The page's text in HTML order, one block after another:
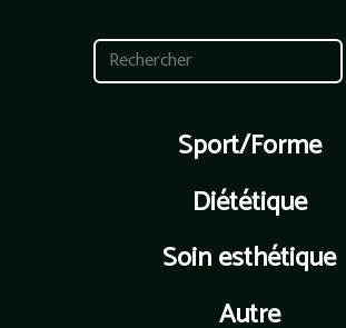
Sport/Forme
Diététique
Soin esthétique
Autre